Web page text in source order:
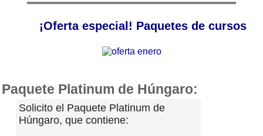
¡Oferta especial! Paquetes de cursos
Paquete Platinum de Húngaro:
Solicito el Paquete Platinum de
Húngaro, que contiene: